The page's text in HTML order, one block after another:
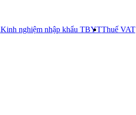
Kinh nghiệm nhập khẩu TBYTThuế VAT